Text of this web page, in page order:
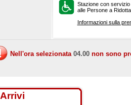
Stazione con
alle Persone a
Informazioni sulla
Nell'ora selezionata 04.00 non sono
Arrivi